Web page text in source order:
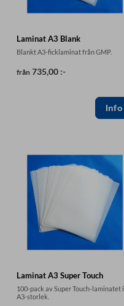
Laminat A3 Blank
Blankt A3-ficklaminat från GMP.
från 735,00 :-
Laminat A3 Super Touch
100-pack av Super Touch-laminatet i
A3-storlek.